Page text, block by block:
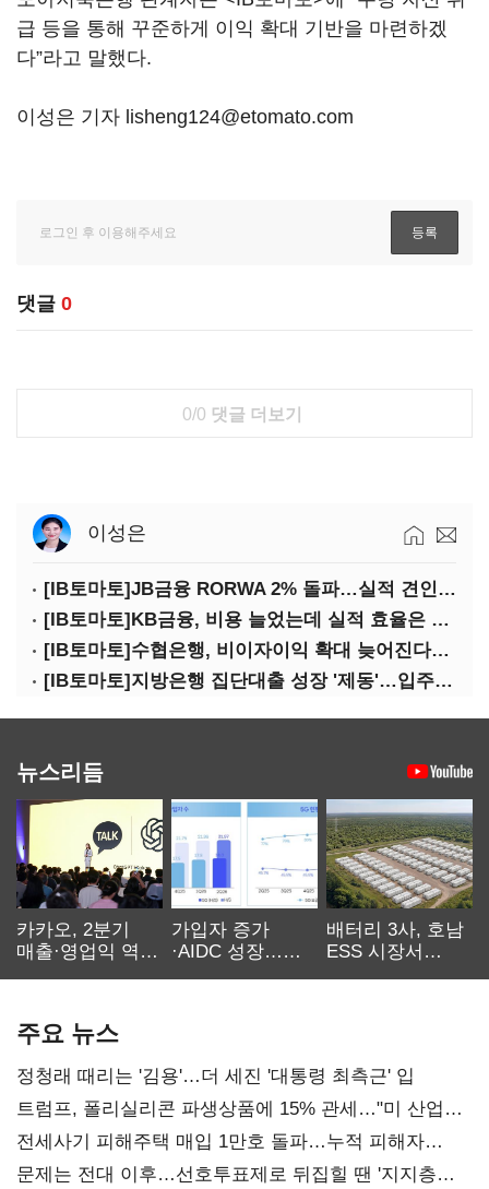
급 등을 통해 꾸준하게 이익 확대 기반을 마련하겠
다”라고 말했다.
이성은 기자 lisheng124@etomato.com
댓글 0
0/0 댓글 더보기
이성은
[IB토마토]JB금융 RORWA 2% 돌파…실적 견인은 은행 아닌 캐피탈
[IB토마토]KB금융, 비용 늘었는데 실적 효율은 개선…증권 호황 효과
[IB토마토]수협은행, 비이자이익 확대 늦어진다…공모운용사 인가 연말로
[IB토마토]지방은행 집단대출 성장 '제동'…입주절벽에 반사이익도 희박
뉴스리듬
카카오, 2분기
매출·영업익 역대
가입자 증가
·AIDC 성장…
배터리 3사, 호남
ESS 시장서
주요 뉴스
정청래 때리는 '김용'…더 세진 '대통령 최측근' 입
트럼프, 폴리실리콘 파생상품에 15% 관세…"미 산업
재건"
전세사기 피해주택 매입 1만호 돌파…누적 피해자
4만278명
문제는 전대 이후…선호투표제로 뒤집힐 땐 '지지층